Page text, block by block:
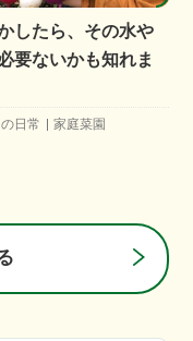
したら、その水や
要ないかも知れま
日常 家庭菜園